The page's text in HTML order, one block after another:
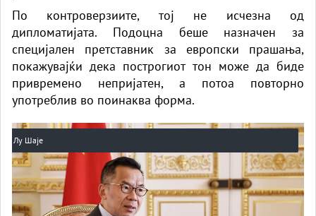
По контроверзиите, тој не исчезна од
дипломатијата. Подоцна беше назначен за
специјален претставник за европски прашања,
покажувајќи дека построгиот тон може да биде
привремено непријатен, а потоа повторно
употреблив во поинаква форма.
Лу Шаје